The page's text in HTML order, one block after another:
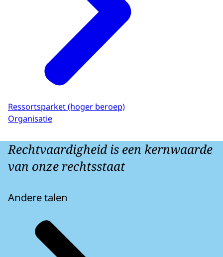
Ressortsparket (hoger beroep)
Organisatie
Rechtvaardigheid is een kernwaarde
van onze rechtsstaat
Andere talen